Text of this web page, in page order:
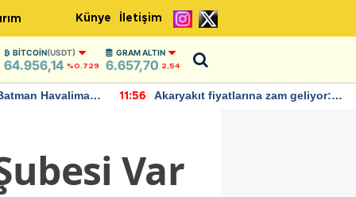
Künye İletişim
BITCOIN(USDT)
64.956,14 %0.729
GRAM ALTIN
6.657,70 2,54
Havalimanı
11:56
Akaryakıt fiyatlarına zam geliyor:
Var